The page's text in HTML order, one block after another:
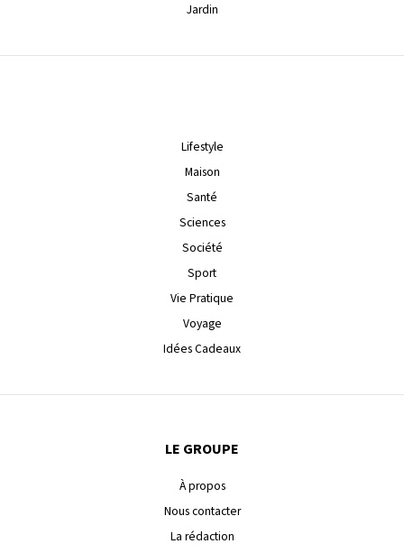
Jardin
Lifestyle
Maison
Santé
Sciences
Société
Sport
Vie Pratique
Voyage
Idées Cadeaux
LE GROUPE
À propos
Nous contacter
La rédaction